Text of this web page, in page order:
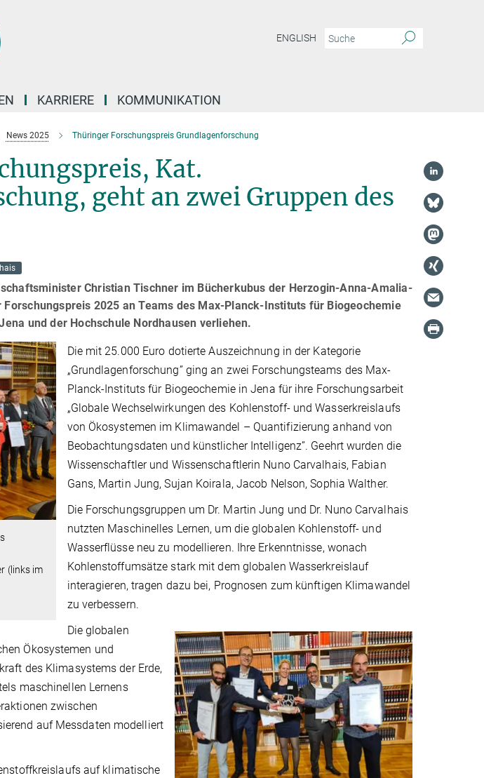
ENGLISH
KARRIERE KOMMUNIKATION
News 2025 Thüringer Forschungspreis Grundlagenforschung
Kat.
geht an zwei Gruppen des
Christian Tischner im Bücherkubus der Herzogin-Anna-Amalia-
2025 an Teams des Max-Planck-Instituts für Biogeochemie
und der Hochschule Nordhausen verliehen.
(links im
Die mit 25.000 Euro dotierte Auszeichnung in der Kategorie
„Grundlagenforschung” ging an zwei Forschungsteams des Max-
Planck-Instituts für Biogeochemie in Jena für ihre Forschungsarbeit
„Globale Wechselwirkungen des Kohlenstoff- und Wasserkreislaufs
von Ökosystemen im Klimawandel – Quantifizierung anhand von
Beobachtungsdaten und künstlicher Intelligenz”. Geehrt wurden die
Wissenschaftler und Wissenschaftlerin Nuno Carvalhais, Fabian
Gans, Martin Jung, Sujan Koirala, Jacob Nelson, Sophia Walther.
Die Forschungsgruppen um Dr. Martin Jung und Dr. Nuno Carvalhais
nutzten Maschinelles Lernen, um die globalen Kohlenstoff- und
Wasserflüsse neu zu modellieren. Ihre Erkenntnisse, wonach
Kohlenstoffumsätze stark mit dem globalen Wasserkreislauf
interagieren, tragen dazu bei, Prognosen zum künftigen Klimawandel
zu verbessern.
Die globalen
Ökosystemen und
des Klimasystems der Erde,
maschinellen Lernens
zwischen
auf Messdaten modelliert
auf klimatische